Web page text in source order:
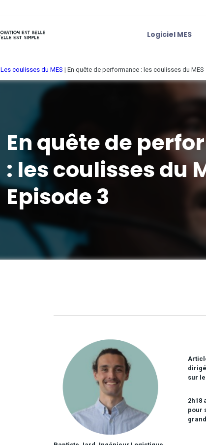
Logiciel MES
Les coulisses du MES | En quête de performance : les coulisses du
En quête de
: les coulisses du
Episode 3
sur
2h18
pour